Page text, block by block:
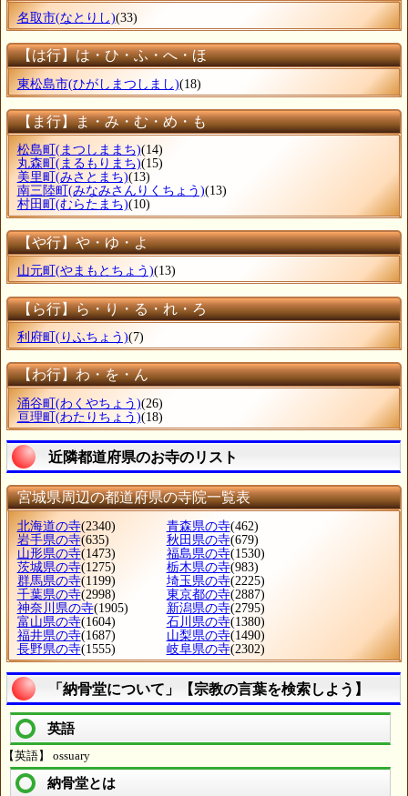
名取市(なとりし)(33)
【は行】は・ひ・ふ・へ・ほ
東松島市(ひがしまつしまし)(18)
【ま行】ま・み・む・め・も
松島町 (まつしままち)(14)
丸森町 (まるもりまち)(15)
美里町 (みさとまち)(13)
南三陸町 (みなみさんりくちょう)(13)
村田町 (むらたまち)(10)
【や行】や・ゆ・よ
山元町 (やまもとちょう)(13)
【ら行】ら・り・る・れ・ろ
利府町 (りふちょう)(7)
【わ行】わ・を・ん
涌谷町(わくやちょう)(26)
亘理町(わたりちょう)(18)
近隣都道府県のお寺のリスト
宮城県周辺の都道府県の寺院一覧表
北海道の寺(2340) 青森県の寺(462)
岩手県の寺(635) 秋田県の寺(679)
山形県の寺(1473) 福島県の寺(1530)
茨城県の寺(1275) 栃木県の寺(983)
群馬県の寺(1199) 埼玉県の寺(2225)
千葉県の寺(2998) 東京都の寺(2887)
神奈川県の寺(1905) 新潟県の寺(2795)
富山県の寺(1604) 石川県の寺(1380)
福井県の寺(1687) 山梨県の寺(1490)
長野県の寺(1555) 岐阜県の寺(2302)
「納骨堂について」【宗教の言葉を検索しよう】
英語
【英語】 ossuary
納骨堂とは